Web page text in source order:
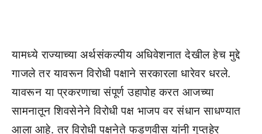
यामध्ये राज्याच्या अर्थसंकल्पीय अधिवेशनात देखील हेच मुद्दे
गाजले तर यावरून विरोधी पक्षाने सरकारला धारेवर धरले.
यावरून या प्रकरणाचा संपूर्ण उहापोह करत आजच्या
सामनातून शिवसेनेने विरोधी पक्ष भाजप वर संधान साधण्यात
आला आहे. तर विरोधी पक्षनेते फडणवीस यांनी गुप्तहेर